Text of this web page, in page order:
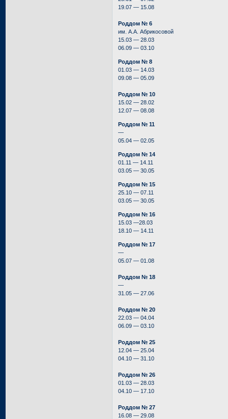
19.07 — 15.08
Роддом № 6
им. А.А. Абрикосовой
15.03 — 28.03
06.09 — 03.10
Роддом № 8
01.03 — 14.03
09.08 — 05.09
Роддом № 10
15.02 — 28.02
12.07 — 08.08
Роддом № 11
—
05.04 — 02.05
Роддом № 14
01.11 — 14.11
03.05 — 30.05
Роддом № 15
25.10 — 07.11
03.05 — 30.05
Роддом № 16
15.03 —28.03
18.10 — 14.11
Роддом № 17
—
05.07 — 01.08
Роддом № 18
—
31.05 — 27.06
Роддом № 20
22.03 — 04.04
06.09 — 03.10
Роддом № 25
12.04 — 25.04
04.10 — 31.10
Роддом № 26
01.03 — 28.03
04.10 — 17.10
Роддом № 27
16.08 — 29.08